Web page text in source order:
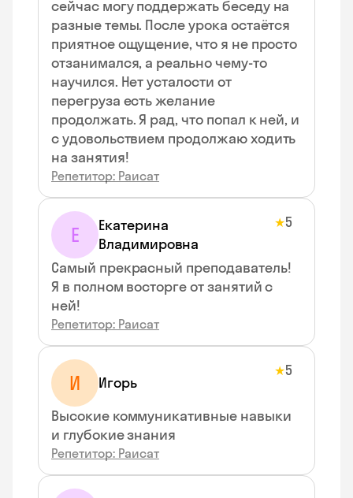
сейчас могу поддержать беседу на
разные темы. После урока остаётся
приятное ощущение, что я не просто
отзанимался, а реально чему‑то
научился. Нет усталости от
перегруза есть желание
продолжать. Я рад, что попал к ней, и
с удовольствием продолжаю ходить
на занятия!
Репетитор: Раисат
Е
Екатерина
Владимировна
★5
Самый прекрасный преподаватель!
Я в полном восторге от занятий с
ней!
Репетитор: Раисат
И Игорь
★5
Высокие коммуникативные навыки
и глубокие знания
Репетитор: Раисат